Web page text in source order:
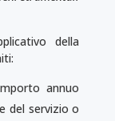
della
annuo
del servizio o